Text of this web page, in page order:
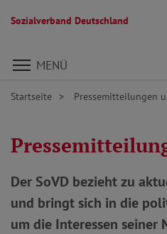
Sozialverband Deutschland
Direkt zu den Inhalten springen
MENÜ
Startseite Pressemitteilungen
Der SoVD bezieht zu
und bringt sich in die
um die Interessen seiner